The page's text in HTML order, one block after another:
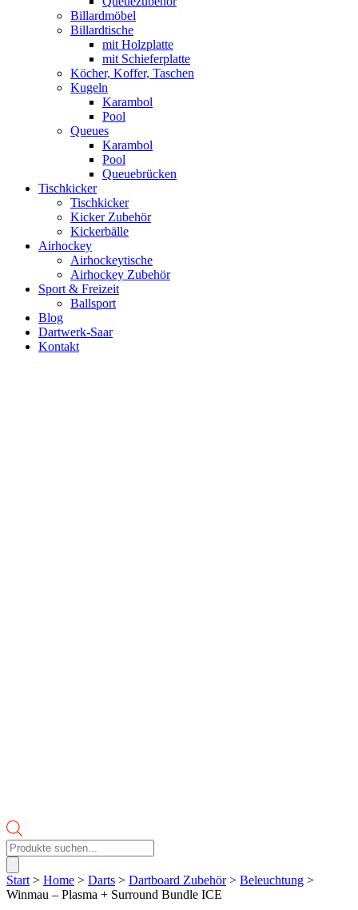
Billardmöbel
Billardtische
mit Holzplatte
mit Schieferplatte
Köcher, Koffer, Taschen
Kugeln
Karambol
Pool
Queues
Karambol
Pool
Queuebrücken
Tischkicker
Tischkicker
Kicker Zubehör
Kickerbälle
Airhockey
Airhockeytische
Airhockey Zubehör
Sport & Freizeit
Ballsport
Blog
Dartwerk-Saar
Kontakt
Products
search
Start > Home > Darts > Dartboard Zubehör> Beleuchtung >
Winmau – Plasma + Surround Bundle ICE